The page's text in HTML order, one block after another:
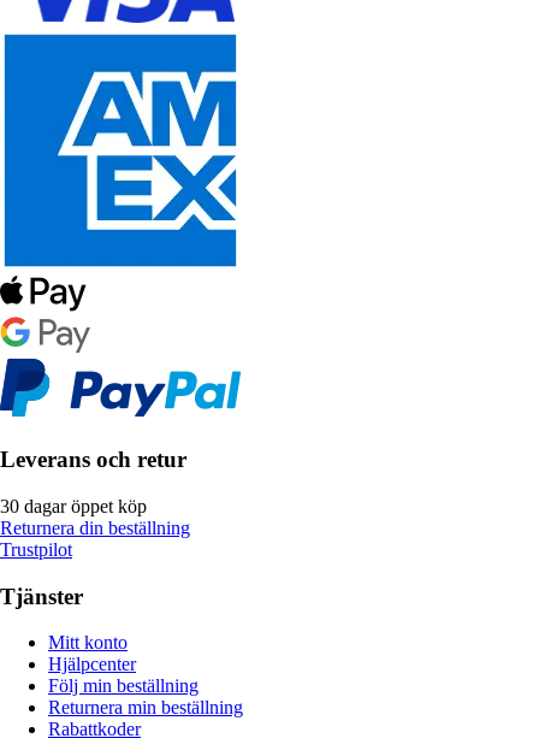
Leverans och retur
30 dagar öppet köp
Returnera din beställning
Trustpilot
Tjänster
Mitt konto
Hjälpcenter
Följ min beställning
Returnera min beställning
Rabattkoder